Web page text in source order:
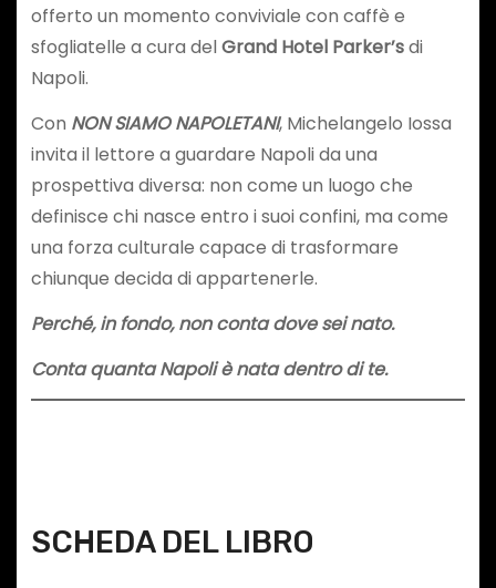
offerto un momento conviviale con caffè e
sfogliatelle a cura delGrand Hotel Parker’sdi
Napoli.
Con NON SIAMO NAPOLETANI, Michelangelo Iossa
invita il lettore a guardare Napoli da una
prospettiva diversa: non come un luogo che
definisce chi nasce entro i suoi confini, ma come
una forza culturale capace di trasformare
chiunque decida di appartenerle.
Perché, in fondo, non conta dove sei nato.
Conta quanta Napoli è nata dentro di te.
SCHEDA DEL LIBRO